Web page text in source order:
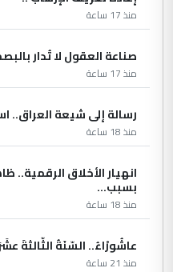
منذ 17 ساعة
صناعة العقول لا تُدار
منذ 17 ساعة
رسالة إلى شيعة العراق..
منذ 18 ساعة
انهيار الأخلاق الرقمية..
بسبب...
منذ 18 ساعة
عاشُورْاءُ.. السّنَةُ الثّالثةَ
منذ 21 ساعة